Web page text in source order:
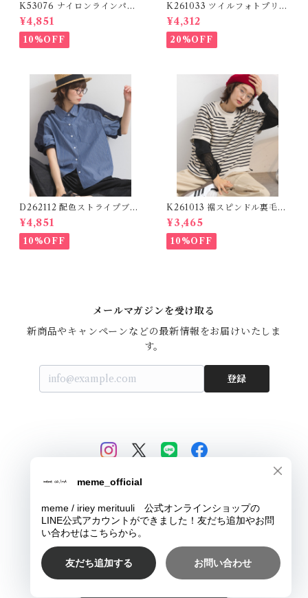
K53076 ナイロンラインパン
ツ / Nylon Line Pants (残り
わずか)
¥4,851
10%OFF
K261033 ツイルフォトプリン
トイージーテーパードパンツ /
Twill Photo Print Easy Tap
ered Pants
¥4,312
20%OFF
D262112 配色ストライプブラ
ウス / Color Block Stripe R
elaxed Blouse 【re-stock】
¥4,851
10%OFF
K261013 裾スピンドル裏毛カ
ットベスト / Drawstring He
m Sweat Cut Vest
¥3,465
10%OFF
メールマガジンを受け取る
新商品やキャンペーンなどの最新情報をお届けいたしま
す。
登録
© meme / iriey merituuli 公式オンラインショップ
Powered by